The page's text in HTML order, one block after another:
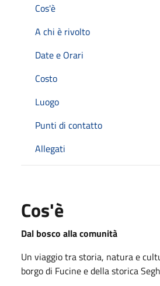
Cos'è
A chi è rivolto
Date e Orari
Costo
Luogo
Punti di contatto
Allegati
Cos'è
Dal bosco alla comunità
Un viaggio tra storia, natura e
borgo di Fucine e della storica